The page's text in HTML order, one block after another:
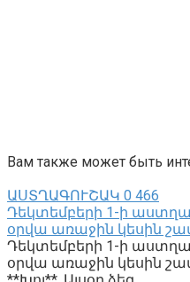
Вам также может быть
ԱՍՏՂԱԳՈՒՇԱԿ 0 466
Դեկտեմբերի 1-ի
օրվա առաջին կեսին շատ
Դեկտեմբերի 1-ի
օրվա առաջին կեսին շատ